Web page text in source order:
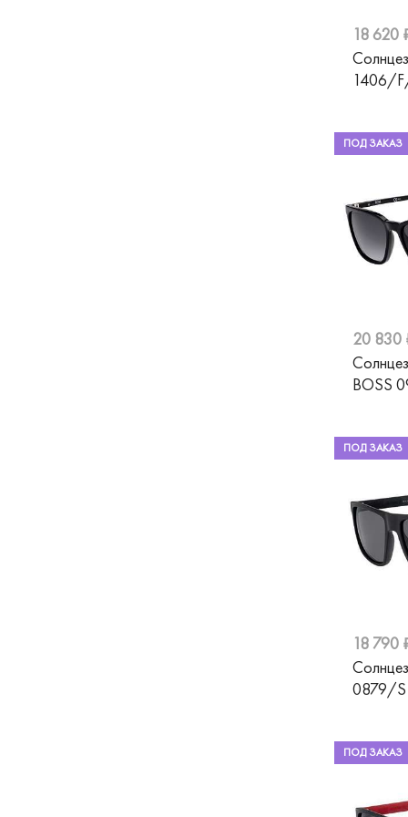
18 620
1406/
ПОД ЗАКАЗ
20 830
BOSS
ПОД ЗАКАЗ
18 790
0879/S
ПОД ЗАКАЗ